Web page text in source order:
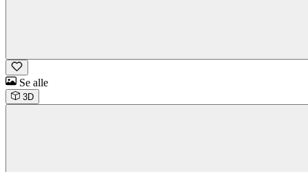
Se alle
3D